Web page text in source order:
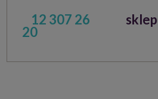
12 307 26
20